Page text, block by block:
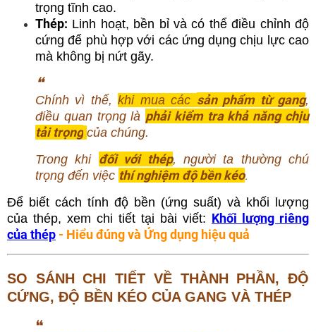
trọng tĩnh cao.
Thép: Linh hoạt, bền bỉ và có thể điều chỉnh độ
cứng để phù hợp với các ứng dụng chịu lực cao
mà không bị nứt gãy.
❝
Chính vì thế,khi mua các sản phẩm từ gang,
điều quan trọng là phải kiểm tra khả năng chịu
tải trọng của chúng.
Trong khi đối với thép, người ta thường chú
trọng đến việc thí nghiệm độ bền kéo.
Để biết cách tính độ bền (ứng suất) và khối lượng
của thép, xem chi tiết tại bài viết: Khối lượng riêng
của thép - Hiểu đúng và Ứng dụng hiệu quả
SO SÁNH CHI TIẾT VỀ THÀNH PHẦN, ĐỘ
CỨNG, ĐỘ BỀN KÉO CỦA GANG VÀ THÉP
❝